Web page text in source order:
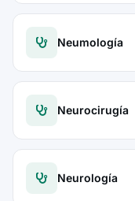
Neumología
Neurocirugía
Neurología